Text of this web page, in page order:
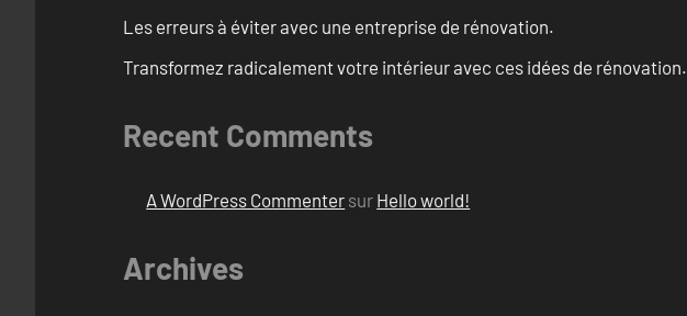
Les erreurs à éviter avec une entreprise de rénovation.
Transformez radicalement votre intérieur avec ces idées de rénovation.
Recent Comments
A WordPress Commenter sur Hello world!
Archives